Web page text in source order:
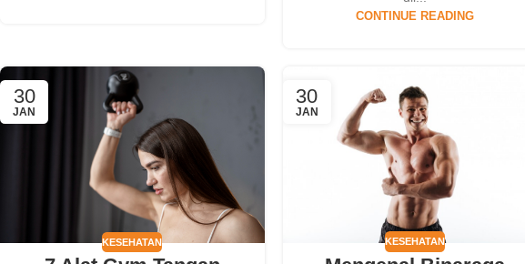
CONTINUE READING
30
JAN
KESEHATAN
30
JAN
KESEHATAN